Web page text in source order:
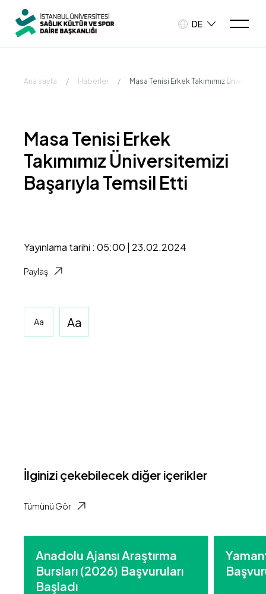
DE
Ana sayfa / Haberler / Masa Tenisi Erkek Takımımız
Masa Tenisi Erkek
Takımımız Üniversitemizi
Başarıyla Temsil Etti
Yayınlama tarihi : 05:00 | 23.02.2024
Paylaş
Aa Aa
İlginizi çekebilecek diğer içerikler
Tümünü Gör
Anadolu Ajansı Araştırma
Bursları (2026) Başvuruları
Başladı